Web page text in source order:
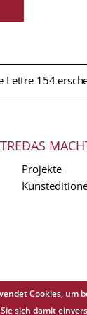
Lettre 154
DAS
Projekte
All rights
Cookies,
sich damit